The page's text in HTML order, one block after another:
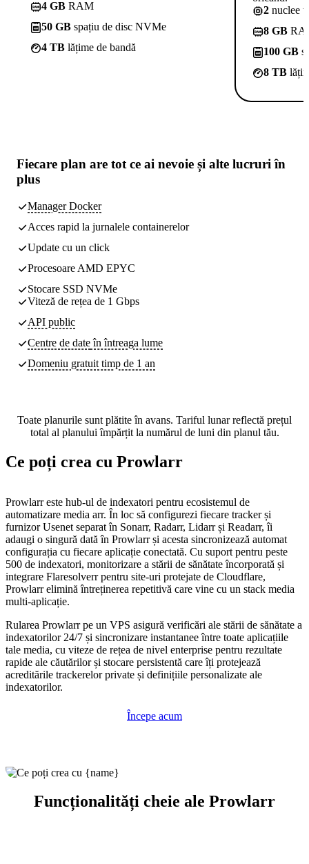
4 GB RAM
50 GB spațiu de disc NVMe
4 TB lățime de bandă
2 nuclee
8 GB
100 GB
8 TB
Fiecare plan are tot ce ai nevoie și alte lucruri în
plus
Manager Docker
Acces rapid la jurnalele containerelor
Update cu un click
Procesoare AMD EPYC
Stocare SSD NVMe
Viteză de rețea de 1 Gbps
API public
Centre de dateîn întreaga lume
Domeniu gratuit timp de 1 an
Toate planurile sunt plătite în avans. Tariful lunar reflectă prețul
total al planului împărțit la numărul de luni din planul tău.
Ce poți crea cu Prowlarr
Prowlarr este hub-ul de indexatori pentru ecosistemul de
automatizare media arr. În loc să configurezi fiecare tracker și
furnizor Usenet separat în Sonarr, Radarr, Lidarr și Readarr, îi
adaugi o singură dată în Prowlarr și acesta sincronizează automat
configurația cu fiecare aplicație conectată. Cu suport pentru peste
500 de indexatori, monitorizare a stării de sănătate încorporată și
integrare Flaresolverr pentru site-uri protejate de Cloudflare,
Prowlarr elimină întreținerea repetitivă care vine cu un stack media
multi-aplicație.
Rularea Prowlarr pe un VPS asigură verificări ale stării de sănătate a
indexatorilor 24/7 și sincronizare instantanee între toate aplicațiile
tale media, cu viteze de rețea de nivel enterprise pentru rezultate
rapide ale căutărilor și stocare persistentă care îți protejează
acreditările trackerelor private și definițiile personalizate ale
indexatorilor.
Începe acum
Funcționalități cheie ale Prowlarr